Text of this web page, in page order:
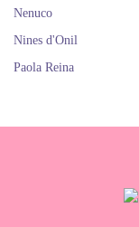
Nenuco
Nines d'Onil
Paola Reina